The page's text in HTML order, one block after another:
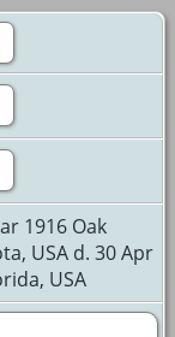
1916 Oak
USA d. 30 Apr
USA